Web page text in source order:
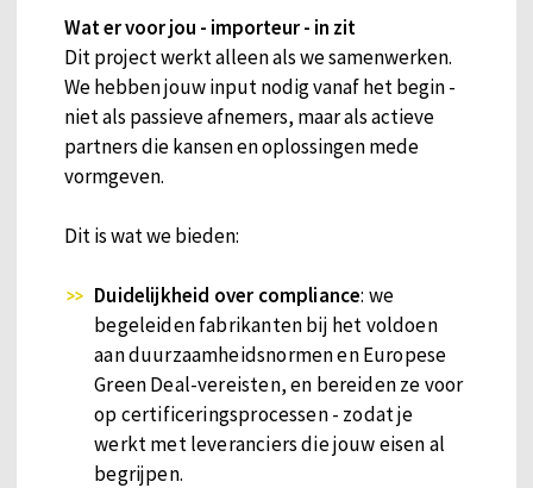
Wat er voor jou - importeur - in zit
Dit project werkt alleen als we samenwerken.
We hebben jouw input nodig vanaf het begin -
niet als passieve afnemers, maar als actieve
partners die kansen en oplossingen mede
vormgeven.
Dit is wat we bieden:
Duidelijkheid over compliance: we
begeleiden fabrikanten bij het voldoen
aan duurzaamheidsnormen en Europese
Green Deal-vereisten, en bereiden ze voor
op certificeringsprocessen - zodat je
werkt met leveranciers die jouw eisen al
begrijpen.